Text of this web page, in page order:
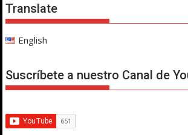
Translate
English
Suscríbete a nuestro Canal de